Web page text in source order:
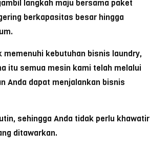
langkah maju bersama paket
berkapasitas besar hingga
kebutuhan bisnis laundry,
itu semua mesin kami telah melalui
Anda dapat menjalankan bisnis
sehingga Anda tidak perlu khawatir
ditawarkan.